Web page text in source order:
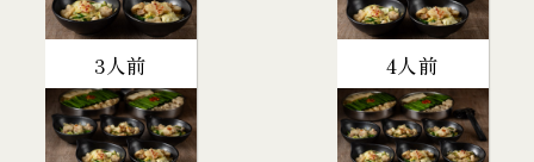
3人前 4人前